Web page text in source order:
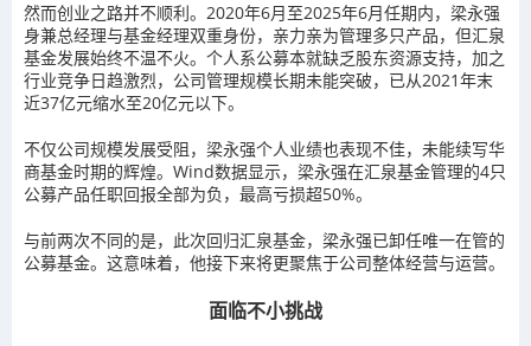
然而创业之路并不顺利。2020年6月至2025年6月任期内，梁永强
身兼总经理与基金经理双重身份，亲力亲为管理多只产品，但汇泉
基金发展始终不温不火。个人系公募本就缺乏股东资源支持，加之
行业竞争日趋激烈，公司管理规模长期未能突破，已从2021年末
近37亿元缩水至20亿元以下。
不仅公司规模发展受阻，梁永强个人业绩也表现不佳，未能续写华
商基金时期的辉煌。Wind数据显示，梁永强在汇泉基金管理的4只
公募产品任职回报全部为负，最高亏损超50%。
与前两次不同的是，此次回归汇泉基金，梁永强已卸任唯一在管的
公募基金。这意味着，他接下来将更聚焦于公司整体经营与运营。
面临不小挑战